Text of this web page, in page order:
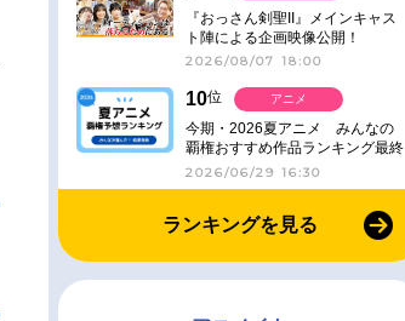
『おっさん剣聖II』メインキャス
ト陣による企画映像公開！
2026/08/07 18:00
10位
今期・2026夏アニメ みんなの
覇権おすすめ作品ランキング最終
結果発表！
2026/06/29 16:30
アニメ
ランキングを見る